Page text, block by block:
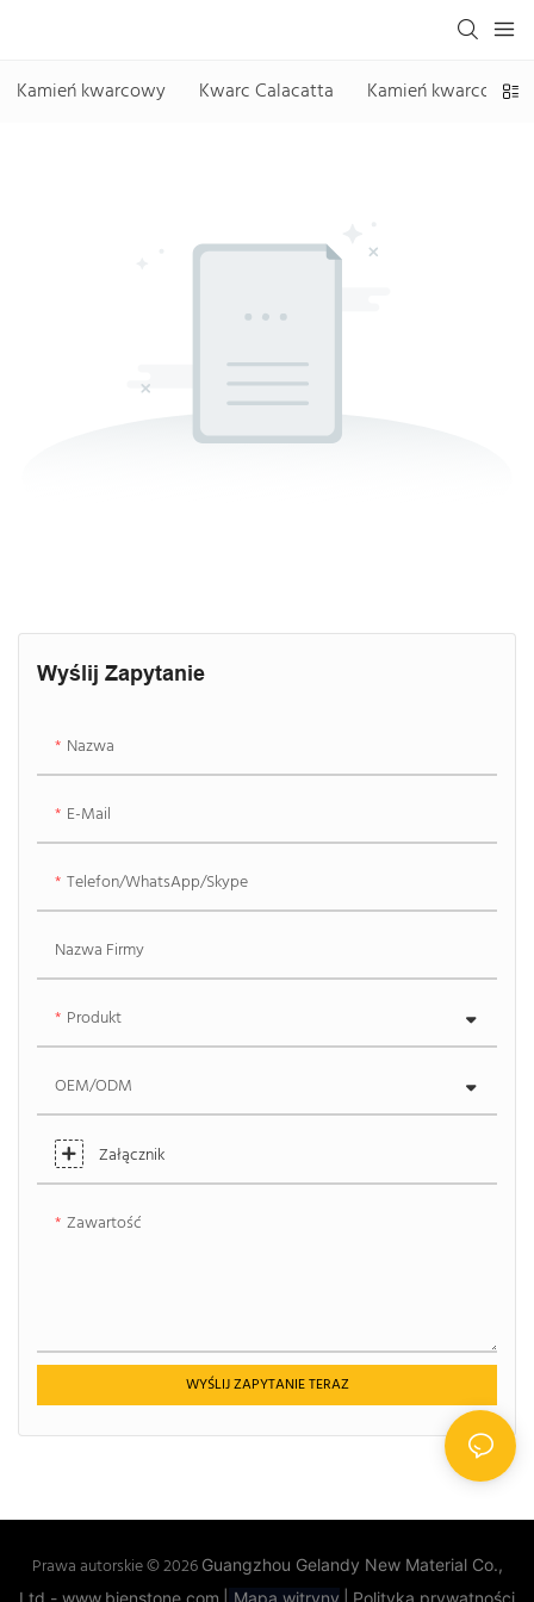
Kamień kwarcowy Kwarc Calacatta Kamień kwarcowy
Wyślij Zapytanie
Nazwa
E-Mail
Telefon/WhatsApp/Skype
Nazwa Firmy
Produkt
OEM/ODM
Załącznik
Zawartość
WYŚLIJ ZAPYTANIE TERAZ
Prawa autorskie © 2026 Guangzhou Gelandy New Material Co.,
Ltd - www.bienstone.com
Mapa witryny Polityka prywatności